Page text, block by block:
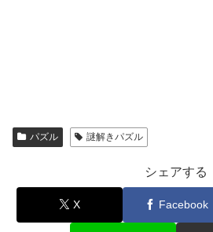
パズル 謎解きパズル
シェアする
X Facebook